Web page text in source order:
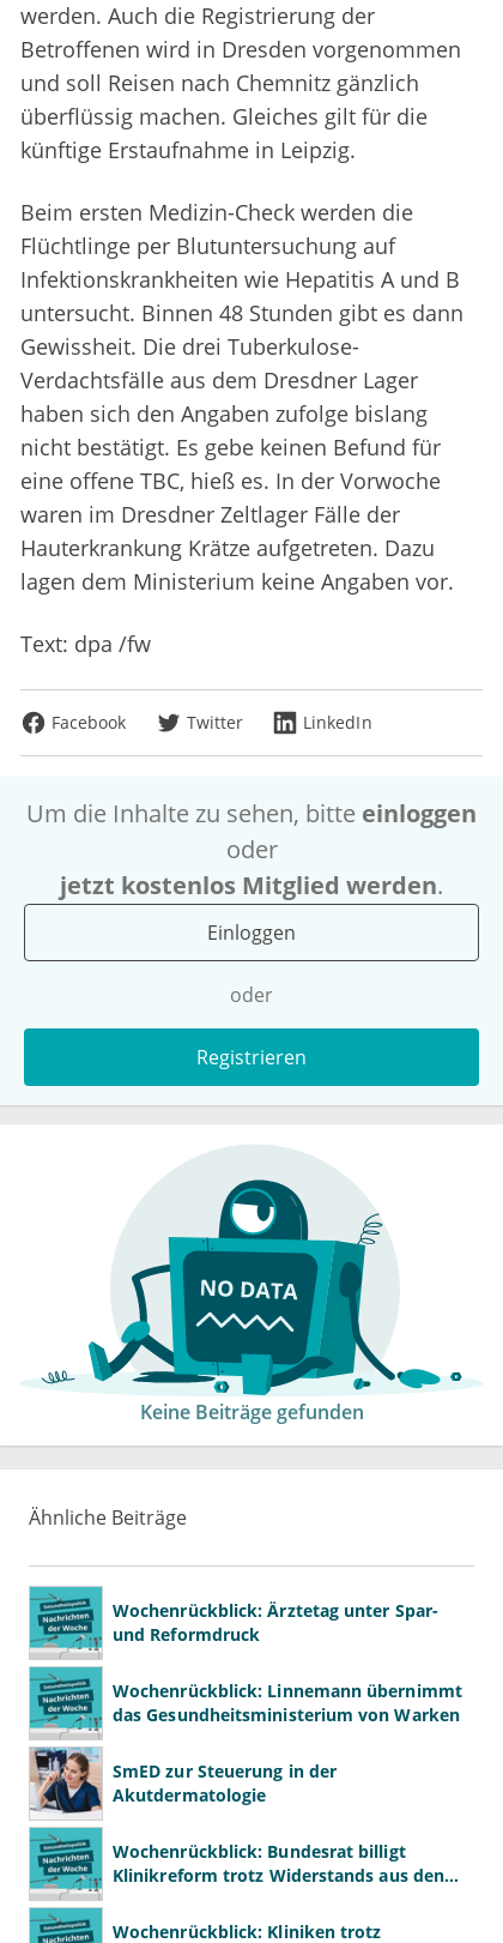
werden. Auch die Registrierung der
Betroffenen wird in Dresden vorgenommen
und soll Reisen nach Chemnitz gänzlich
überflüssig machen. Gleiches gilt für die
künftige Erstaufnahme in Leipzig.
Beim ersten Medizin-Check werden die
Flüchtlinge per Blutuntersuchung auf
Infektionskrankheiten wie Hepatitis A und B
untersucht. Binnen 48 Stunden gibt es dann
Gewissheit. Die drei Tuberkulose-
Verdachtsfälle aus dem Dresdner Lager
haben sich den Angaben zufolge bislang
nicht bestätigt. Es gebe keinen Befund für
eine offene TBC, hieß es. In der Vorwoche
waren im Dresdner Zeltlager Fälle der
Hauterkrankung Krätze aufgetreten. Dazu
lagen dem Ministerium keine Angaben vor.
Text: dpa /fw
Facebook Twitter LinkedIn
Um die Inhalte zu sehen, bitte einloggen
oder
jetzt kostenlos Mitglied werden.
Einloggen
oder
Registrieren
Keine Beiträge gefunden
Ähnliche Beiträge
Wochenrückblick: Ärztetag unter Spar-
und Reformdruck
Wochenrückblick: Linnemann übernimmt
das Gesundheitsministerium von Warken
SmED zur Steuerung in der
Akutdermatologie
Wochenrückblick: Bundesrat billigt
Klinikreform trotz Widerstands aus den
Wochenrückblick: Kliniken trotz